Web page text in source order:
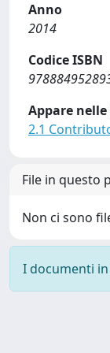
Anno
2014
Codice ISBN
Appare
2.1
File in questo
Non ci sono
I documenti